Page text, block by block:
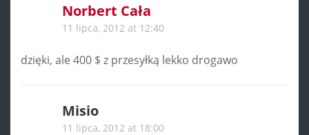
Norbert Cała
11 lipca, 2012 at 12:40
dzięki, ale 400 $ z przesyłką lekko drogawo
Misio
11 lipca, 2012 at 18:00